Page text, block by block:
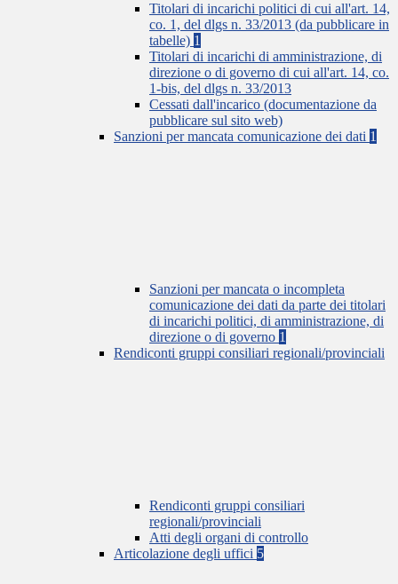
Titolari di incarichi politici di cui all'art. 14,
co. 1, del dlgs n. 33/2013 (da pubblicare in
tabelle) 1
Titolari di incarichi di amministrazione, di
direzione o di governo di cui all'art. 14, co.
1-bis, del dlgs n. 33/2013
Cessati dall'incarico (documentazione da
pubblicare sul sito web)
Sanzioni per mancata comunicazione dei dati 1
Sanzioni per mancata o incompleta
comunicazione dei dati da parte dei titolari
di incarichi politici, di amministrazione, di
direzione o di governo 1
Rendiconti gruppi consiliari regionali/provinciali
Rendiconti gruppi consiliari
regionali/provinciali
Atti degli organi di controllo
Articolazione degli uffici 5